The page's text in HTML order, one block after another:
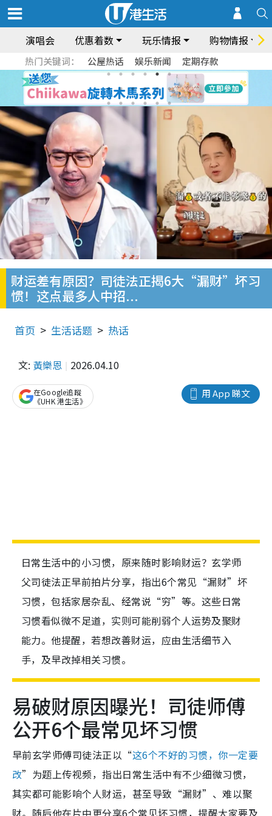
演唱会 优惠着数 玩乐情报 购物情报
热门关键词： 公屋热话 娱乐新闻 定期存款
财运差有原因？司徒法正揭6大“漏财”坏习
惯！这点最多人中招...
首页 生活话题 热话
文: 黃樂恩 2026.04.10
用 App 睇文
在Google追蹤
《UHK 港生活》
日常生活中的小习惯，原来随时影响财运？玄学师
父司徒法正早前拍片分享，指出6个常见“漏财”坏
习惯，包括家居杂乱、经常说“穷”等。这些日常
习惯看似微不足道，实则可能削弱个人运势及聚财
能力。他提醒，若想改善财运，应由生活细节入
手，及早改掉相关习惯。
易破财原因曝光！司徒师傅
公开6个最常见坏习惯
早前玄学师傅司徒法正以“这6个不好的习惯，你一定要
改”为题上传视频，指出日常生活中有不少细微习惯，
其实都可能影响个人财运，甚至导致“漏财”、难以聚